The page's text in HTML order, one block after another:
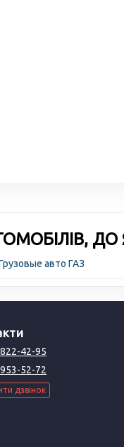
авто ГАЗ
822-42-95
953-52-72
дзвінок